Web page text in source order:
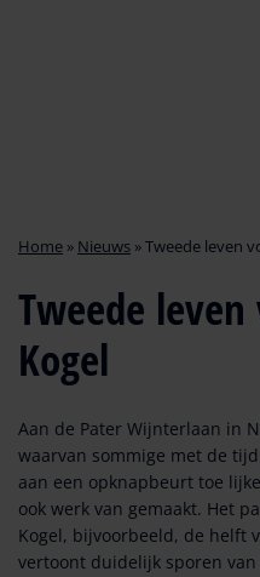
Home » Nieuws »Tweede leven
Tweede
Kogel
Aan de Pater Wijnterlaan in
waarvan sommige met de
aan een opknapbeurt toe
ook werk van gemaakt. Het
Kogel, bijvoorbeeld, de helft
vertoont duidelijk sporen